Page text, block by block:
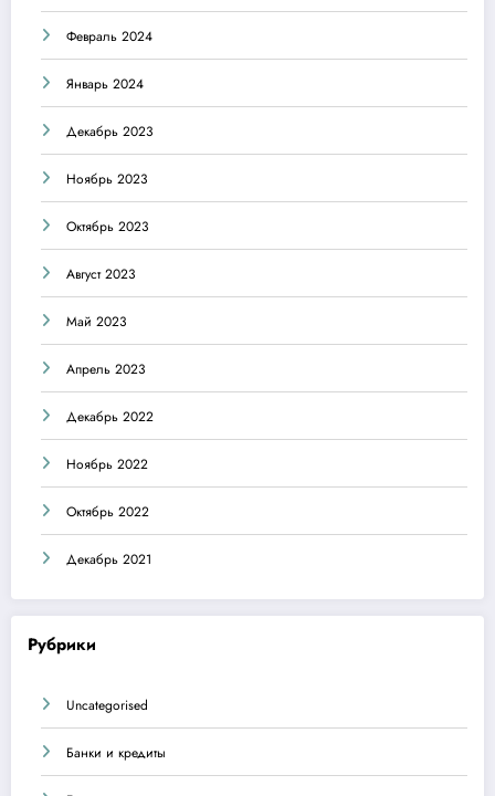
Февраль 2024
Январь 2024
Декабрь 2023
Ноябрь 2023
Октябрь 2023
Август 2023
Май 2023
Апрель 2023
Декабрь 2022
Ноябрь 2022
Октябрь 2022
Декабрь 2021
Рубрики
Uncategorised
Банки и кредиты